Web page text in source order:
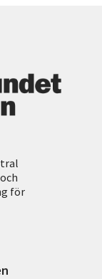
för